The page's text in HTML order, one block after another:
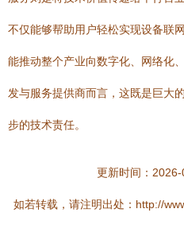
不仅能够帮助用户轻松实现设备联
能推动整个产业向数字化、网络化
发与服务提供商而言，这既是巨大
步的技术责任。
更新时间：
如若转载，请注明出处：http://